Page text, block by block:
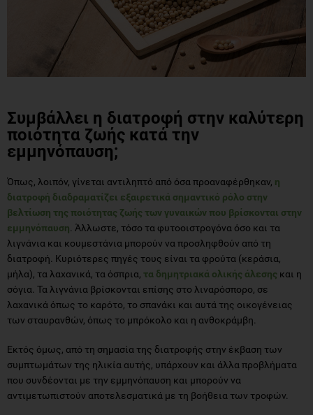
Συμβάλλει η διατροφή στην καλύτερη
ποιότητα ζωής κατά την
εμμηνόπαυση;
Όπως, λοιπόν, γίνεται αντιληπτό από όσα προαναφέρθηκαν, η
διατροφή διαδραματίζει εξαιρετικά σημαντικό ρόλο στην
βελτίωση της ποιότητας ζωής των γυναικών που βρίσκονται στην
εμμηνόπαυση. Άλλωστε, τόσο τα φυτοοιστρογόνα όσο και τα
λιγνάνια και κουμεστάνια μπορούν να προσληφθούν από τη
διατροφή. Κυριότερες πηγές τους είναι τα φρούτα (κεράσια,
μήλα), τα λαχανικά, τα όσπρια, τα δημητριακά ολικής άλεσης και η
σόγια. Τα λιγνάνια βρίσκονται επίσης στο λιναρόσπορο, σε
λαχανικά όπως το καρότο, το σπανάκι και αυτά της οικογένειας
των σταυρανθών, όπως το μπρόκολο και η ανθοκράμβη.
Εκτός όμως, από τη σημασία της διατροφής στην έκβαση των
συμπτωμάτων της ηλικία αυτής, υπάρχουν και άλλα προβλήματα
που συνδέονται με την εμμηνόπαυση και μπορούν να
αντιμετωπιστούν αποτελεσματικά με τη βοήθεια των τροφών.